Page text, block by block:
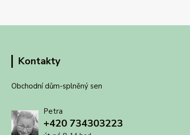
Kontakty
Obchodní dům-splněný sen
Petra
+420 734303223